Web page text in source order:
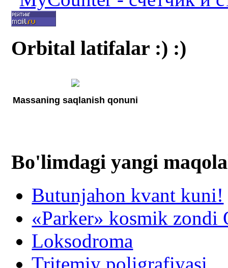
Orbital latifalar :) :)
Massaning saqlanish qonuni
Bo'limdagi yangi
Butunjahon kvant kuni!
«Parker» kosmik
Loksodroma
Tritemiy poligrafiyasi